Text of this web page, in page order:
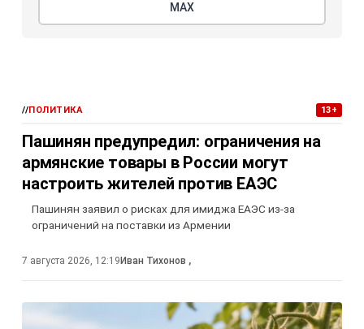
МАХ
//ПОЛИТИКА 13+
Пашинян предупредил: ограничения на
армянские товары в России могут
настроить жителей против ЕАЭС
Пашинян заявил о рисках для имиджа ЕАЭС из-за
ограничений на поставки из Армении
7 августа 2026, 12:19 Иван Тихонов ,